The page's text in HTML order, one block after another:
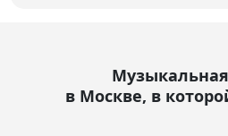
в Москве, в